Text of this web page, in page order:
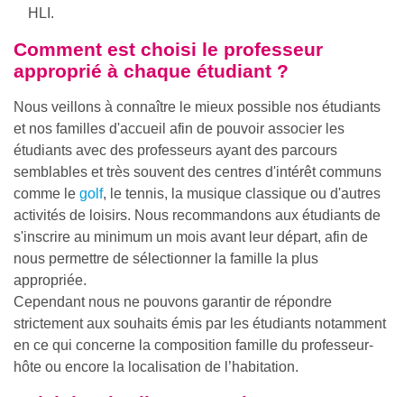
HLI.
Comment est choisi le professeur
approprié à chaque étudiant ?
Nous veillons à connaître le mieux possible nos étudiants
et nos familles d'accueil afin de pouvoir associer les
étudiants avec des professeurs ayant des parcours
semblables et très souvent des centres d'intérêt communs
comme le golf, le tennis, la musique classique ou d'autres
activités de loisirs. Nous recommandons aux étudiants de
s'inscrire au minimum un mois avant leur départ, afin de
nous permettre de sélectionner la famille la plus
appropriée.
Cependant nous ne pouvons garantir de répondre
strictement aux souhaits émis par les étudiants notamment
en ce qui concerne la composition famille du professeur-
hôte ou encore la localisation de l’habitation.